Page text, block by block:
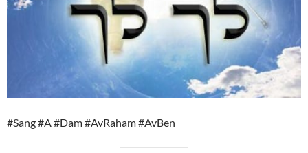
#Sang #A #Dam #AvRaham #AvBen